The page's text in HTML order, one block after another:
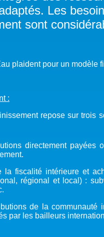
EXPERTISESLes
sont
plaident pour un modèle
:
repose sur trois
directement payées
la fiscalité intérieure et
régional et local) :
de la communauté
par les bailleurs